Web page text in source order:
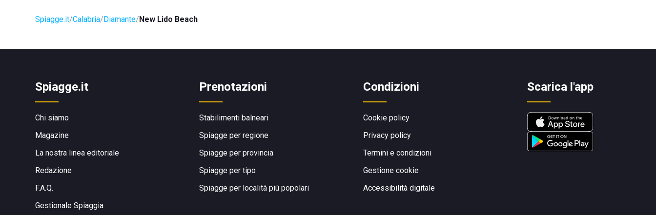
Spiagge.it Calabria Diamante New Lido Beach
Spiagge.it
Chi siamo
Magazine
La nostra linea editoriale
Redazione
F.A.Q.
Gestionale Spiaggia
Prenotazioni
Stabilimenti balneari
Spiagge per regione
Spiagge per provincia
Spiagge per tipo
Spiagge per località più popolari
Condizioni
Cookie policy
Privacy policy
Termini e condizioni
Gestione cookie
Accessibilità digitale
Scarica l'app